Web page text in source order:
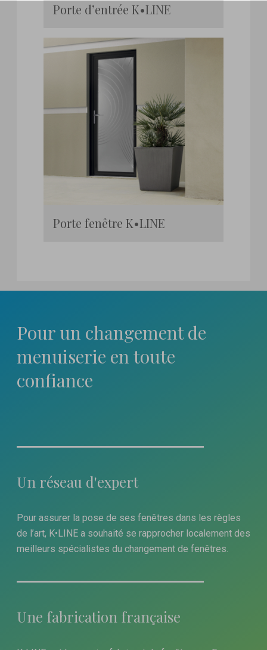
Porte d’entrée K•LINE
Porte fenêtre K•LINE
Pour un changementde
menuiserie en toute
confiance
Un réseau d'expert
Pour assurer la pose de ses fenêtres dans les règles
de l’art, K•LINE a souhaité se rapprocher localement des
meilleurs spécialistes du changement de fenêtres.
Une fabrication française